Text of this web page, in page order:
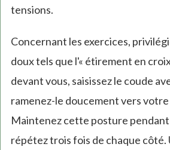
tensions.
Concernant les exercices,
doux tels que l'« étirement en
devant vous, saisissez le coude
ramenez-le doucement vers
Maintenez cette posture
répétez trois fois de chaque côté.